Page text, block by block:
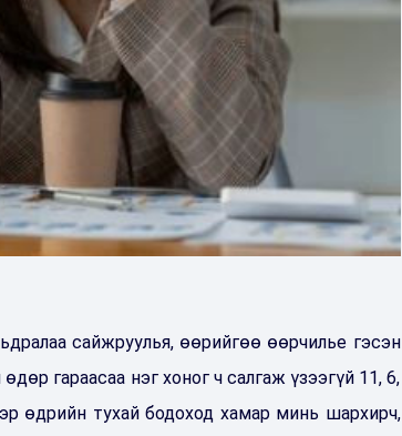
сайжруулья, өөрийгөө өөрчилье гэсэн
гараасаа нэг хоног ч салгаж үзээгүй 11, 6,
өдрийн тухай бодоход хамар минь шархирч,